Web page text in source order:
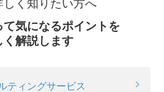
しく知りたい方へ
気になるポイントを
く解説します
ティングサービス